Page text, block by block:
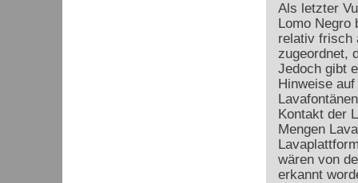
Als letzter
Lomo Negro
relativ frisch
zugeordnet,
Jedoch gibt
Hinweise
Kontakt der
Mengen
wären von
erkannt